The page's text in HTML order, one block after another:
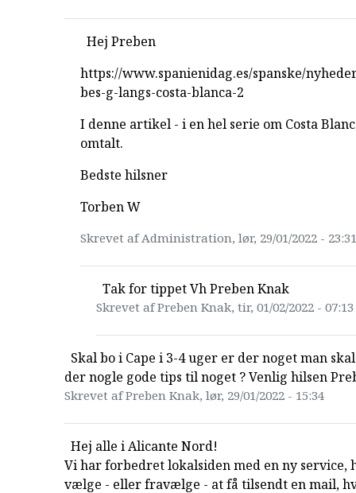
Hej Preben
https://www.spanienidag.es/spanske/
bes-g-langs-costa-blanca-2
I denne artikel - i en hel serie om Costa
omtalt.
Bedste hilsner
Torben W
Skrevet af Administration, lør, 29/01/2022 - 23:31
Tak for tippet Vh Preben Knak
Skrevet af Preben Knak, tir, 01/02/2022 - 07:13
Skal bo i Cape i 3-4 uger er der noget man
der nogle gode tips til noget ? Venlig hilsen
Skrevet af Preben Knak, lør, 29/01/2022 - 15:34
Hej alle i Alicante Nord!
Vi har forbedret lokalsiden med en ny service,
vælge - eller fravælge - at få tilsendt en mail,